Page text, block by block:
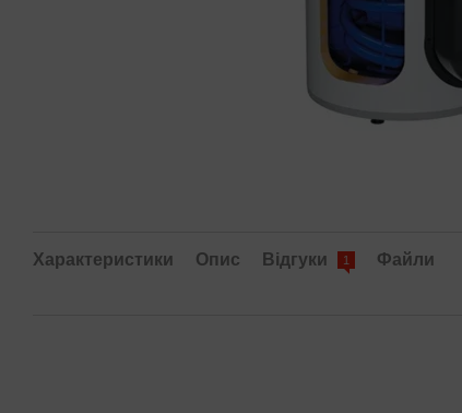
Характеристики Опис Відгуки 1 Файли